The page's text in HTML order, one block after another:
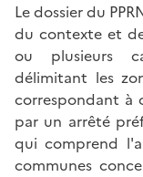
Le dossier du
du contexte et
ou plusieurs
délimitant les
correspondant à
par un arrêté
qui comprend
communes